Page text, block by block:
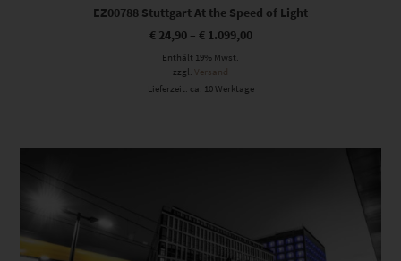
EZ00788 Stuttgart At the Speed of Light
€24,90– €1.099,00
Enthält 19% Mwst.
zzgl. Versand
Lieferzeit: ca. 10 Werktage
Dieses Produkt weist mehrere Varianten auf. Die Optionen können auf der Produktseite gewählt werden